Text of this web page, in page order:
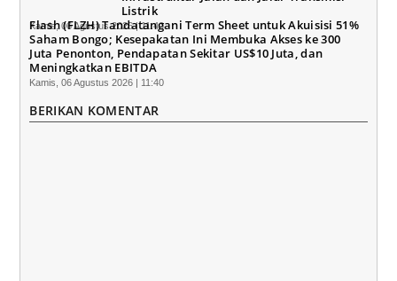
Listrik
Kamis, 06 Agustus 2026 | 11:40
Flash (FLZH) Tandatangani Term Sheet untuk Akuisisi 51%
Saham Bongo; Kesepakatan Ini Membuka Akses ke 300
Juta Penonton, Pendapatan Sekitar US$10 Juta, dan
Meningkatkan EBITDA
Kamis, 06 Agustus 2026 | 11:40
BERIKAN KOMENTAR